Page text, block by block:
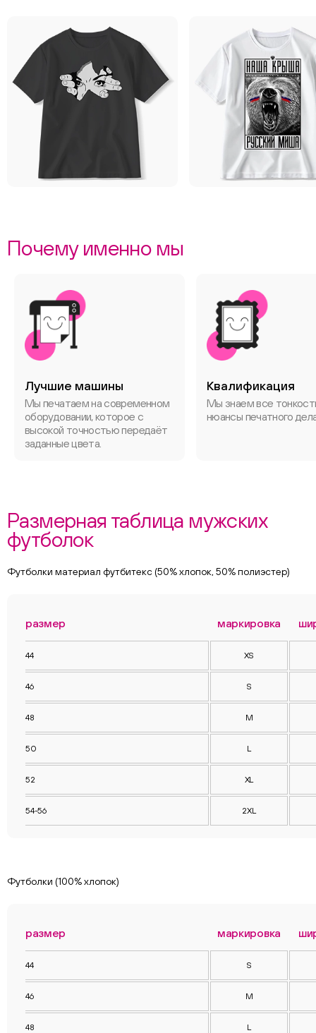
Почему именно мы
Лучшие машины
Мы печатаем на современном
оборудовании, которое с
высокой точностью передаёт
заданные цвета.
Квалификация
Мы знаем все
нюансы печатного
Размерная таблица мужских
футболок
Футболки материал футбитекс (50% хлопок, 50% полиэстер)
размер маркировка
44 XS
46 S
48 M
50 L
52 XL
54-56 2XL
Футболки (100% хлопок)
размер маркировка
44 S
46 M
48 L